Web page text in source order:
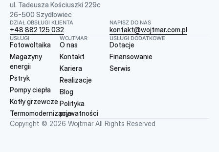
ul. Tadeusza Kościuszki 229c
26-500 Szydłowiec
DZIAŁ OBSŁUGI KLIENTA
+48 882 125 032
NAPISZ DO NAS
kontakt@wojtmar.com.pl
USŁUGI
Fotowoltaika
Magazyny
energii
Pstryk
Pompy ciepła
Kotły grzewcze
Termomodernizacja
WOJTMAR
O nas
Kontakt
Kariera
Realizacje
Blog
Polityka
prywatności
USŁUGI DODATKOWE
Dotacje
Finansowanie
Serwis
Copyright © 2026 Wojtmar All Rights Reserved